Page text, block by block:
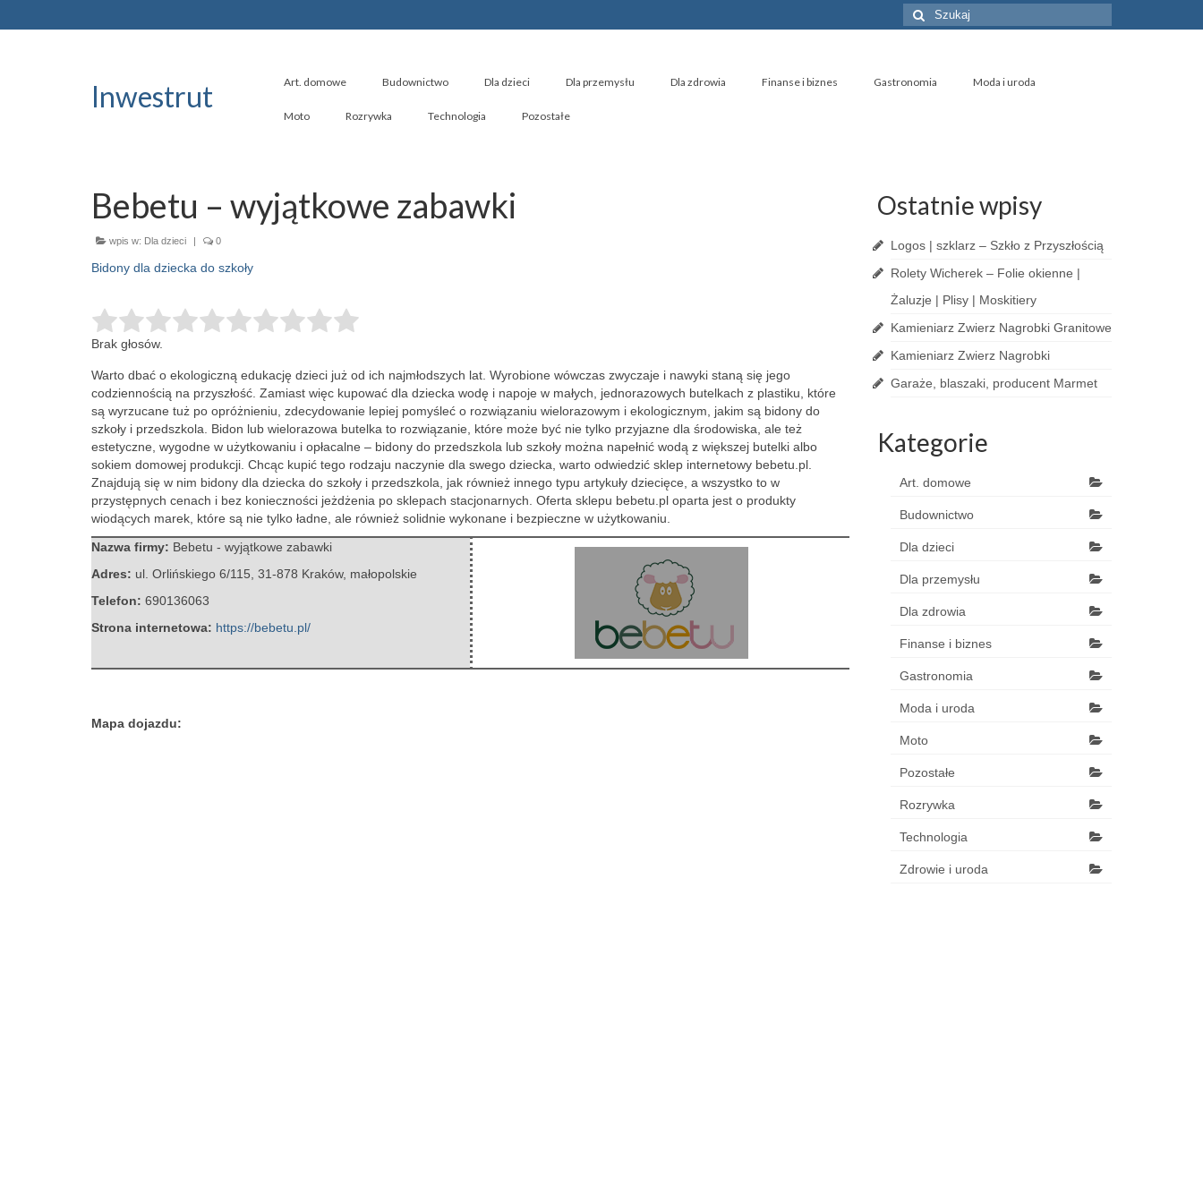
Szuklaj
w:
Inwestrut Art. domowe Budownictwo Dla dzieci Dla przemysłu Dla zdrowia Finanse i biznes Gastronomia Moda i uroda
Moto Rozrywka Technologia Pozostałe
Bebetu – wyjątkowe zabawki
wpis w: Dla dzieci | 0
Bidony dla dziecka do szkoły
Brak głosów.
Warto dbać o ekologiczną edukację dzieci już od ich najmłodszych lat. Wyrobione wówczas zwyczaje i nawyki staną się jego
codziennością na przyszłość. Zamiast więc kupować dla dziecka wodę i napoje w małych, jednorazowych butelkach z plastiku, które
są wyrzucane tuż po opróżnieniu, zdecydowanie lepiej pomyśleć o rozwiązaniu wielorazowym i ekologicznym, jakim są bidony do
szkoły i przedszkola. Bidon lub wielorazowa butelka to rozwiązanie, które może być nie tylko przyjazne dla środowiska, ale też
estetyczne, wygodne w użytkowaniu i opłacalne – bidony do przedszkola lub szkoły można napełnić wodą z większej butelki albo
sokiem domowej produkcji. Chcąc kupić tego rodzaju naczynie dla swego dziecka, warto odwiedzić sklep internetowy bebetu.pl.
Znajdują się w nim bidony dla dziecka do szkoły i przedszkola, jak również innego typu artykuły dziecięce, a wszystko to w
przystępnych cenach i bez konieczności jeżdżenia po sklepach stacjonarnych. Oferta sklepu bebetu.pl oparta jest o produkty
wiodących marek, które są nie tylko ładne, ale również solidnie wykonane i bezpieczne w użytkowaniu.
Nazwa firmy: Bebetu - wyjątkowe zabawki
Adres: ul. Orlińskiego 6/115 31-878 Kraków, małopolskie
Telefon: 690136063
Strona internetowa: https://bebetu.pl/
Mapa dojazdu:
Ostatnie wpisy
Logos | szklarz – Szkło z Przyszłością
Rolety Wicherek – Folie okienne |
Żaluzje | Plisy | Moskitiery
Kamieniarz Zwierz Nagrobki Granitowe
Kamieniarz Zwierz Nagrobki
Garaże, blaszaki, producent Marmet
Kategorie
Art. domowe
Budownictwo
Dla dzieci
Dla przemysłu
Dla zdrowia
Finanse i biznes
Gastronomia
Moda i uroda
Moto
Pozostałe
Rozrywka
Technologia
Zdrowie i uroda